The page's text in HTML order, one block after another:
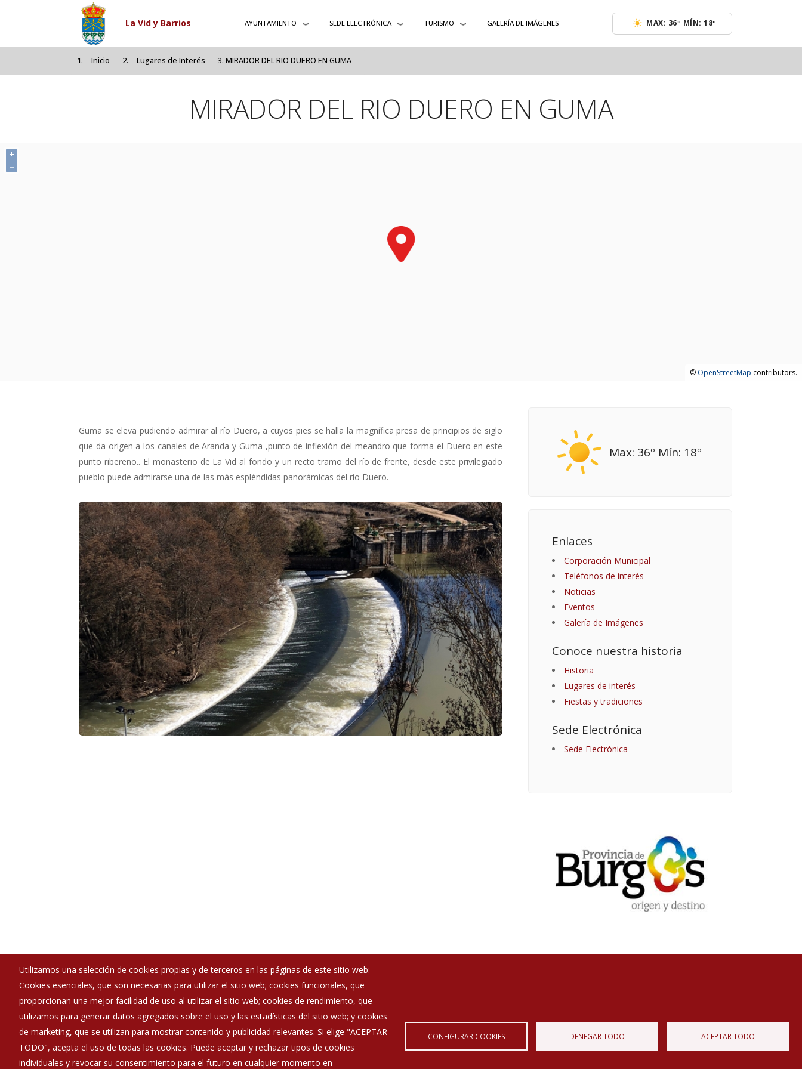
Pasar al contenido principal
La Vid y Barrios AYUNTAMIENTO SEDE ELECTRÓNICA TURISMO GALERÍA DE IMÁGENES MAX: 36º MÍN: 18º
Inicio Lugares de Interés MIRADOR DEL RIO DUERO EN GUMA
MIRADOR DEL RIO DUERO EN GUMA
+
–
© OpenStreetMap contributors.
Max: 36º Mín: 18º
Enlaces
Corporación Municipal
Teléfonos de interés
Noticias
Eventos
Galería de Imágenes
Conoce nuestra historia
Historia
Lugares de interés
Fiestas y tradiciones
Sede Electrónica
Sede Electrónica
Guma se eleva pudiendo admirar al río Duero, a cuyos pies se halla la magnífica presa de principios de siglo
que da origen a los canales de Aranda y Guma ,punto de inflexión del meandro que forma el Duero en este
punto ribereño.. El monasterio de La Vid al fondo y un recto tramo del río de frente, desde este privilegiado
pueblo puede admirarse una de las más espléndidas panorámicas del río Duero.
Utilizamos una selección de cookies propias y de terceros en las páginas de este sitio web:
Cookies esenciales, que son necesarias para utilizar el sitio web; cookies funcionales, que
proporcionan una mejor facilidad de uso al utilizar el sitio web; cookies de rendimiento, que
utilizamos para generar datos agregados sobre el uso y las estadísticas del sitio web; y cookies
de marketing, que se utilizan para mostrar contenido y publicidad relevantes. Si elige "ACEPTAR
TODO", acepta el uso de todas las cookies. Puede aceptar y rechazar tipos de cookies
individuales y revocar su consentimiento para el futuro en cualquier momento en
CONFIGURAR COOKIES DENEGAR TODO ACEPTAR TODO
Ayuntamiento de La Vid y Barrios
: Calle San Juan 20 - 09491
: 947530418
: lavidybarrios@diputaciondeburgos.net
Corporación Municipal
Teléfonos de interés